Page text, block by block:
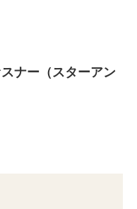
ナー（スターアン